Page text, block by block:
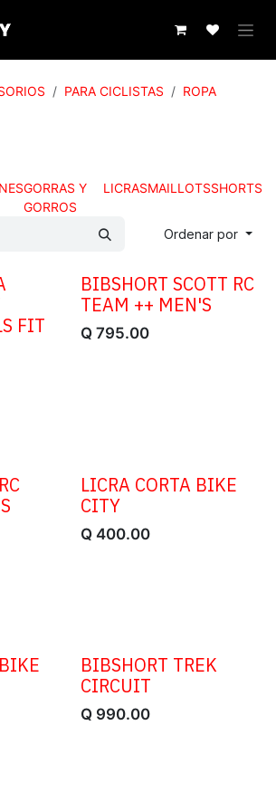
PARA CICLISTAS
ROPA
GORRAS Y
GORROS
LICRASMAILLOTSSHORTS
Ordenar por
FIT
​BIBSHORT SCOTT RC
TEAM ++ MEN'S
Q 795.00
LICRA CORTA BIKE
CITY
Q 400.00
BIBSHORT TREK
CIRCUIT
Q 990.00